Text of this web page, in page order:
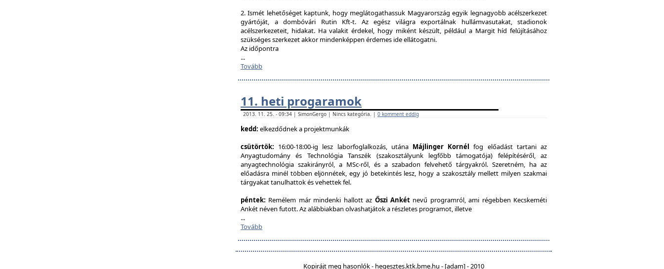
2. Ismét lehetőséget kaptunk, hogy meglátogathassuk Magyarország egyik legnagyobb acélszerkezet
gyártóját, a dombóvári Rutin Kft-t. Az egész világra exportálnak hullámvasutakat, stadionok
acélszerkezeteit, hidakat. Ha valakit érdekel, hogy miként készült, például a Margit híd felújításához
szükséges szerkezet akkor mindenképpen érdemes ide ellátogatni.
Az időpontra
...
Tovább
11. heti progaramok
2013. 11. 25. - 09:34 | SimonGergo | Nincs kategória. | 0 komment eddig
kedd: elkezdődnek a projektmunkák
csütörtök: 16:00-18:00-ig lesz laborfoglalkozás, utána Májlinger Kornél fog előadást tartani az
Anyagtudomány és Technológia Tanszék (szakosztályunk legfőbb támogatója) felépítéséről, az
anyagtechnológia szakirányról, a MSc-ről, és a szabadon felvehető tárgyakról. Szeretném, ha az
előadásra minél többen eljönnétek, egy jó betekintés lesz, hogy a szakosztály mellett milyen szakmai
tárgyakat tanulhattok és vehettek fel.
péntek: Remélem már mindenki hallott az Őszi Ankétnevű programról, ami régebben Kecskeméti
Ankét néven futott. Az alábbiakban olvashatjátok a részletes programot, illetve
...
Tovább
Kopirájt meg hasonlók - hegesztes.ktk.bme.hu - [adam] - 2010